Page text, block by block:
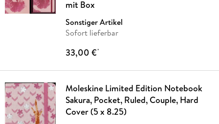
mit Box
Sonstiger Artikel
Sofort lieferbar
33,00 €*
Moleskine Limited Edition Notebook
Sakura, Pocket, Ruled, Couple, Hard
Cover (5 x 8.25)